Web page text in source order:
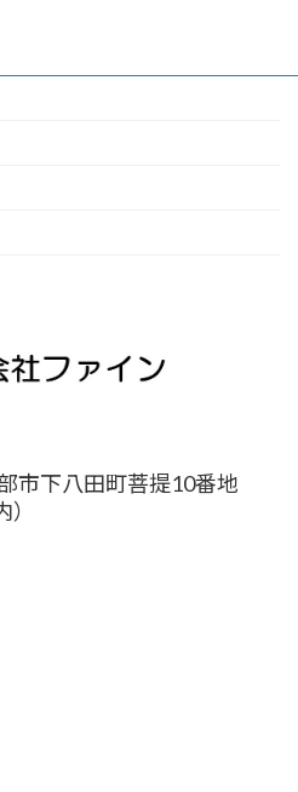
市下八田町菩提10番地